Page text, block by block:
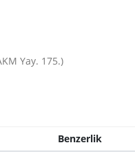
Yay. 175.)
Benzerlik